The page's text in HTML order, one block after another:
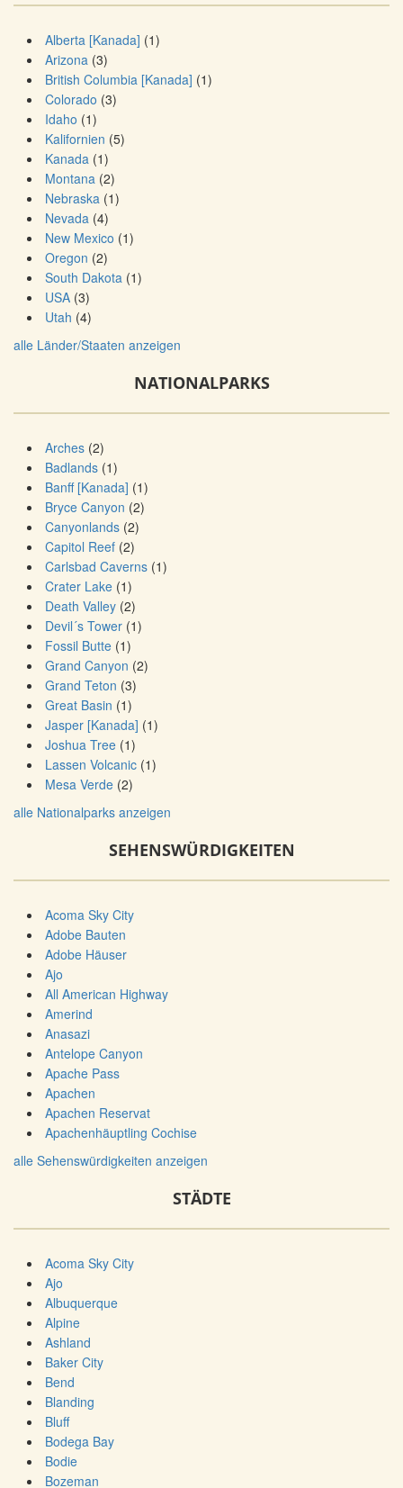
Alberta [Kanada] (1)
Arizona (3)
British Columbia [Kanada] (1)
Colorado (3)
Idaho (1)
Kalifornien (5)
Kanada (1)
Montana (2)
Nebraska (1)
Nevada (4)
New Mexico (1)
Oregon (2)
South Dakota (1)
USA (3)
Utah (4)
alle Länder/Staaten anzeigen
NATIONALPARKS
Arches (2)
Badlands (1)
Banff [Kanada] (1)
Bryce Canyon (2)
Canyonlands (2)
Capitol Reef (2)
Carlsbad Caverns (1)
Crater Lake (1)
Death Valley (2)
Devil´s Tower (1)
Fossil Butte (1)
Grand Canyon (2)
Grand Teton (3)
Great Basin (1)
Jasper [Kanada] (1)
Joshua Tree (1)
Lassen Volcanic (1)
Mesa Verde (2)
alle Nationalparks anzeigen
SEHENSWÜRDIGKEITEN
Acoma Sky City
Adobe Bauten
Adobe Häuser
Ajo
All American Highway
Amerind
Anasazi
Antelope Canyon
Apache Pass
Apachen
Apachen Reservat
Apachenhäuptling Cochise
alle Sehenswürdigkeiten anzeigen
STÄDTE
Acoma Sky City
Ajo
Albuquerque
Alpine
Ashland
Baker City
Bend
Blanding
Bluff
Bodega Bay
Bodie
Bozeman